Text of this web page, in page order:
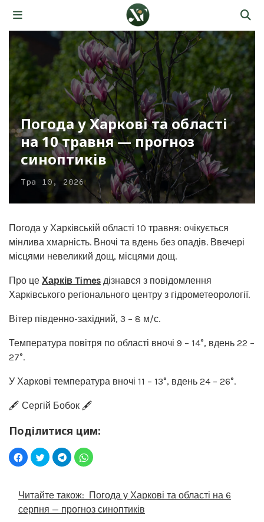
Погода у Харкові та області
на 10 травня — прогноз
синоптиків
Тра 10, 2026
Погода у Харківській області 10 травня: очікується
мінлива хмарність. Вночі та вдень без опадів. Ввечері
місцями невеликий дощ, місцями дощ.
Про це Харків Times дізнався з повідомлення
Харківського регіонального центру з гідрометеорології.
Вітер південно-західний, 3 – 8 м/с.
Температура повітря по області вночі 9 – 14°, вдень 22 –
27°.
У Харкові температура вночі 11 – 13°, вдень 24 – 26°.
🖋️ Сергій Бобок 🖋️
Поділитися цим:
Читайте також: Погода у Харкові та області на 6
серпня — прогноз синоптиків